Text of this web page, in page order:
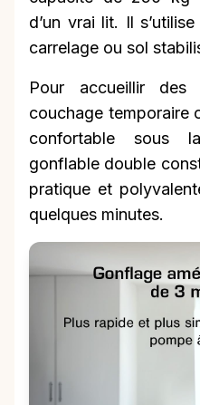
d’un vrai lit. Il
carrelage ou sol
Pour accueillir des
couchage temporaire
confortable sous
gonflable double
pratique et
quelques minutes.